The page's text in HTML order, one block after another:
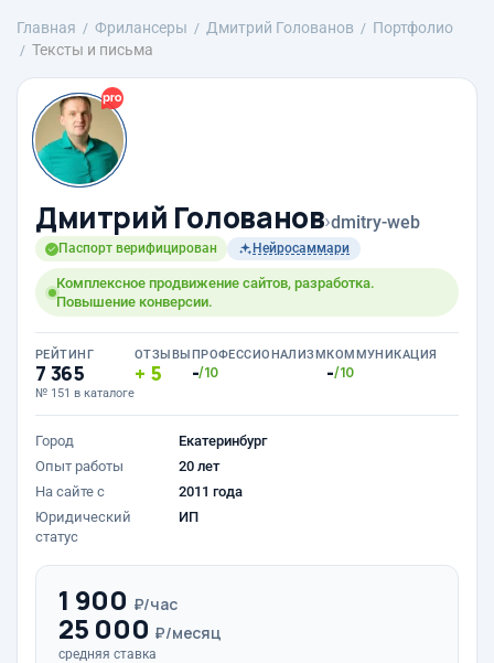
Главная Фрилансеры Дмитрий Голованов
Портфолио
Тексты и письма
Дмитрий Голованов›dmitry-web
Паспорт верифицирован Нейросаммари
Комплексное продвижение сайтов, разработка.
Повышение конверсии.
РЕЙТИНГ
7 365
№ 151 в каталоге
ОТЗЫВЫ
5
ПРОФЕССИОНАЛИЗМ
-/10
КОММУНИКАЦИЯ
-/10
Город
Екатеринбург
Опыт работы
20 лет
На сайте с
2011 года
Юридический
статус
ИП
1 900 ₽/час
25 000 ₽/месяц
средняя ставка